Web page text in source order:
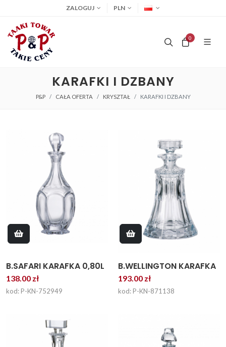
ZALOGUJ PLN
0
KARAFKI I DZBANY
P&P CAŁA OFERTA KRYSZTAŁ KARAFKI I DZBANY
B.SAFARI KARAFKA 0,80L
138.00 zł
kod: P-KN-752949
B.WELLINGTON KARAFKA
193.00 zł
kod: P-KN-871138